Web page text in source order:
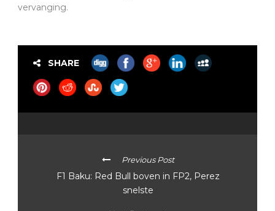
vervanging.
SHARE
Previous Post
F1 Baku: Red Bull boven in FP2, Perez
snelste